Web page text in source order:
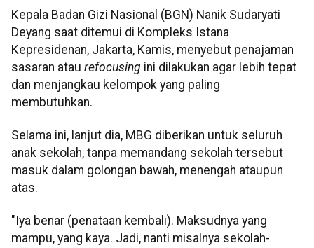
Kepala Badan Gizi Nasional (BGN) Nanik Sudaryati
Deyang saat ditemui di Kompleks Istana
Kepresidenan, Jakarta, Kamis, menyebut penajaman
sasaran atau refocusing ini dilakukan agar lebih tepat
dan menjangkau kelompok yang paling
membutuhkan.
Selama ini, lanjut dia, MBG diberikan untuk seluruh
anak sekolah, tanpa memandang sekolah tersebut
masuk dalam golongan bawah, menengah ataupun
atas.
"Iya benar (penataan kembali). Maksudnya yang
mampu, yang kaya. Jadi, nanti misalnya sekolah-